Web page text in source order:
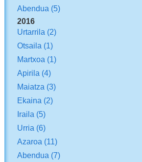
Abendua (5)
2016
Urtarrila (2)
Otsaila (1)
Martxoa (1)
Apirila (4)
Maiatza (3)
Ekaina (2)
Iraila (5)
Urria (6)
Azaroa (11)
Abendua (7)